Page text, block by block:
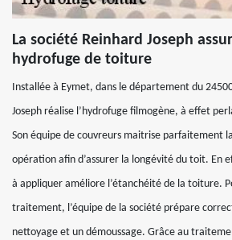
La société Reinhard Joseph
hydrofuge de toiture
Installée à Eymet, dans le département du
Joseph réalise l’hydrofuge filmogène, à effet
Son équipe de couvreurs maitrise parfaitement
opération afin d’assurer la longévité du toit. En
à appliquer améliore l’étanchéité de la toiture.
traitement, l’équipe de la société prépare
nettoyage et un démoussage. Grâce au